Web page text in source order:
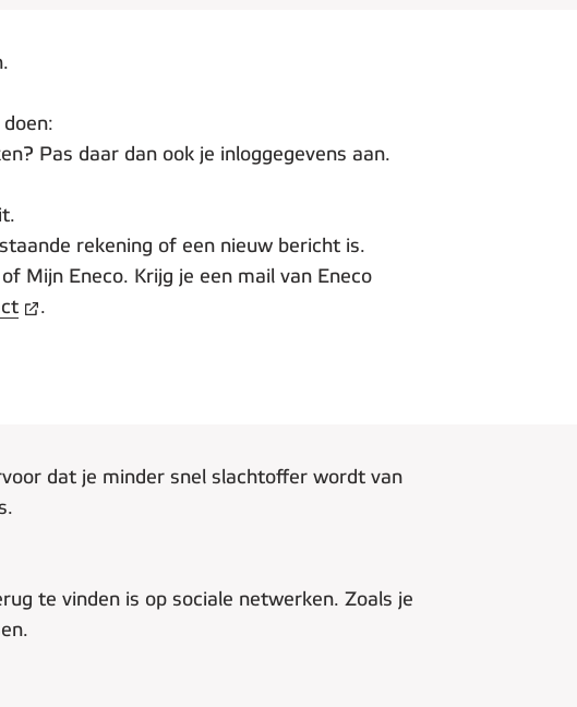
Pas daar dan ook je inloggegevens aan.
rekening of een nieuw bericht is.
Mijn Eneco. Krijg je een mail van Eneco
.
dat je minder snel slachtoffer wordt van
te vinden is op sociale netwerken. Zoals je